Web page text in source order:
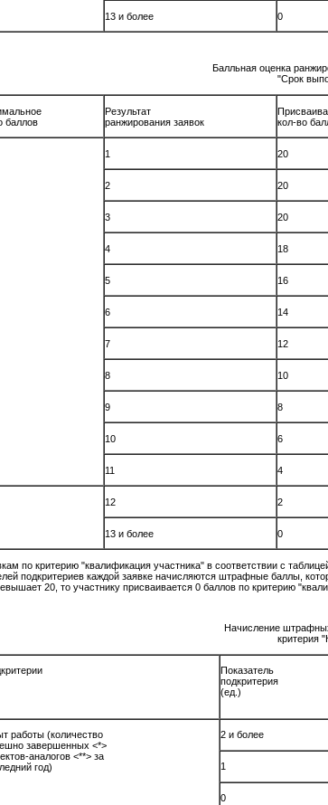
13 и более 0
Балльная оценка
"Срок
баллов
Результат
ранжирования заявок
кол-во
1 20
2 20
3 20
4 18
5 16
6 14
7 12
8 10
9 8
10 6
11 4
12 2
13 и более 0
по критерию "квалификация участника" в соответствии с
подкритериев каждой заявке начисляются штрафные баллы,
20, то участнику присваивается 0 баллов по критерию
Начисление
критерия
Показатель
подкритерия
(ед.)
работы (количество
завершенных <*>
аналогов <**> за
год)
2 и более
1
0